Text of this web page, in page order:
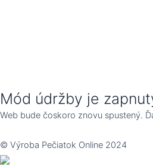
Mód údržby je
Web bude čoskoro znovu spustený.
© Výroba Pečiatok Online 2024